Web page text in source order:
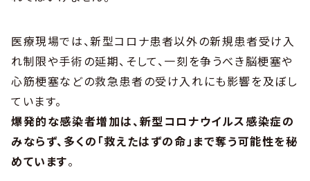
医療現場では、新型コロナ患者以外の新規患者受け入
れ制限や手術の延期、そして、一刻を争うべき脳梗塞や
心筋梗塞などの救急患者の受け入れにも影響を及ぼし
ています。
爆発的な感染者増加は、新型コロナウイルス感染症の
みならず、多くの「救えたはずの命」まで奪う可能性を秘
めています。